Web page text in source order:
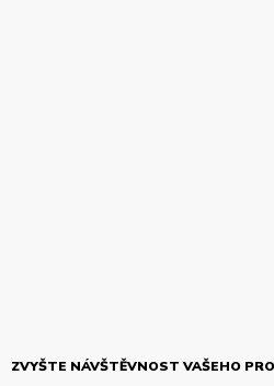
ZVYŠTE NÁVŠTĚVNOST VAŠEHO